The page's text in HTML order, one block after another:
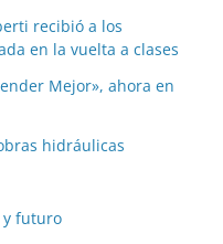
recibió a los
en la vuelta a clases
Mejor», ahora en
hidráulicas
y futuro